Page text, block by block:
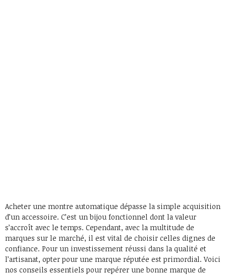
Acheter une montre automatique dépasse la simple acquisition
d’un accessoire. C’est un bijou fonctionnel dont la valeur
s’accroît avec le temps. Cependant, avec la multitude de
marques sur le marché, il est vital de choisir celles dignes de
confiance. Pour un investissement réussi dans la qualité et
l’artisanat, opter pour une marque réputée est primordial. Voici
nos conseils essentiels pour repérer une bonne marque de